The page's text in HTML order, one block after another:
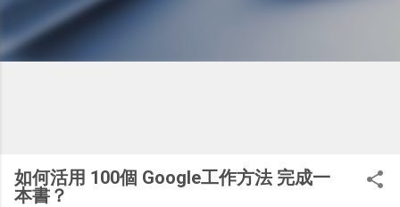
如何活用 100個 Google工作方法 完成一
本書？